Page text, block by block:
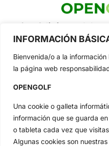
INFORMACIÓN
Bienvenida/o a la
la página web
OPENGOLF
Una cookie o galleta
información que se guarda
o tableta cada vez que
Algunas cookies son
OpenGolf ofrece toda la
profesional y amateur,
Jon Rahm, LIV Golf, PGA Tour,
Categorias
Amateurs
Circuitos
Especiales